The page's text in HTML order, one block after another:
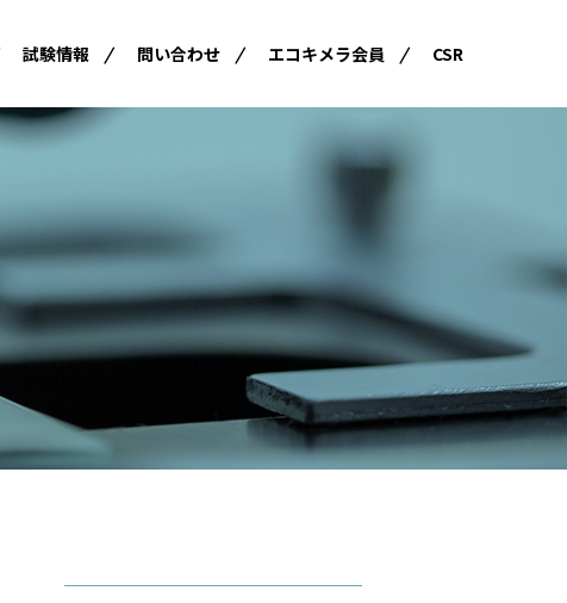
試験情報 問い合わせ エコキメラ会員 CSR